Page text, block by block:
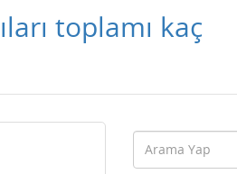
toplamı kaç